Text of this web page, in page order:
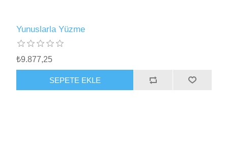
Yunuslarla Yüzme
₺9.877,25
SEPETE EKLE